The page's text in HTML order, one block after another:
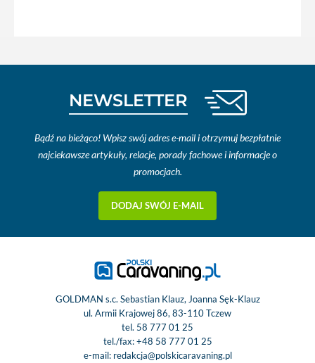
NEWSLETTER
Bądź na bieżąco! Wpisz swój adres e-mail i otrzymuj bezpłatnie
najciekawsze artykuły, relacje, porady fachowe i informacje o
promocjach.
DODAJ SWÓJ E-MAIL
GOLDMAN s.c. Sebastian Klauz, Joanna Sęk-Klauz
ul. Armii Krajowej 86, 83-110 Tczew
tel. 58 777 01 25
tel./fax:+48 58 777 01 25
e-mail: redakcja@polskicaravaning.pl